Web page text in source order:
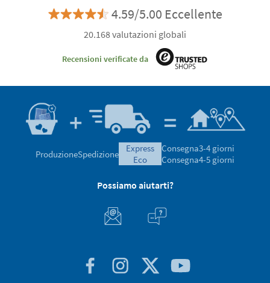
4.59/5.00 Eccellente
20.168 valutazioni globali
Recensioni verificate da
ProduzioneSpedizione
express
eco
Consegna3-4 giorni
Consegna4-5 giorni
Possiamo aiutarti?